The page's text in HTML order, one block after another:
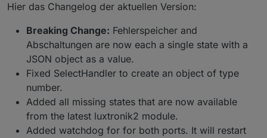
Hier das Changelog der aktuellen Version:
Breaking Change: Fehlerspeicher and
Abschaltungen are now each a single state with a
JSON object as a value.
Fixed SelectHandler to create an object of type
number.
Added all missing states that are now available
from the latest luxtronik2 module.
Added watchdog for for both ports. It will restart